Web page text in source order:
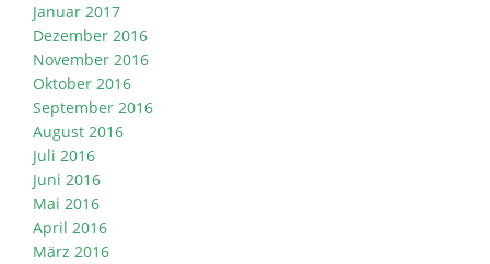
Januar 2017
Dezember 2016
November 2016
Oktober 2016
September 2016
August 2016
Juli 2016
Juni 2016
Mai 2016
April 2016
März 2016